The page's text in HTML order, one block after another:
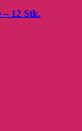
– 12 Stk.